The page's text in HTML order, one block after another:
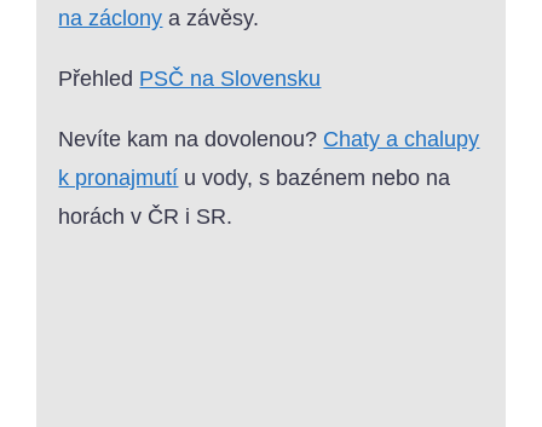
na záclony a závěsy.
Přehled PSČ na Slovensku
Nevíte kam na dovolenou? Chaty a chalupy
k pronajmutí u vody, s bazénem nebo na
horách v ČR i SR.